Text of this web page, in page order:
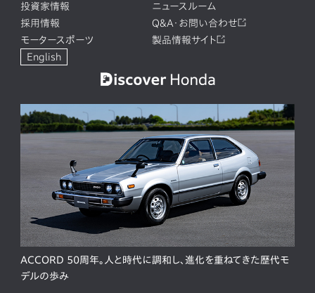
投資家情報
ニュースルーム
採用情報
Q&A・お問い合わせ
モータースポーツ
製品情報サイト
English
ACCORD 50周年。人と時代に調和し、進化を重ねてきた歴代モ
デルの歩み